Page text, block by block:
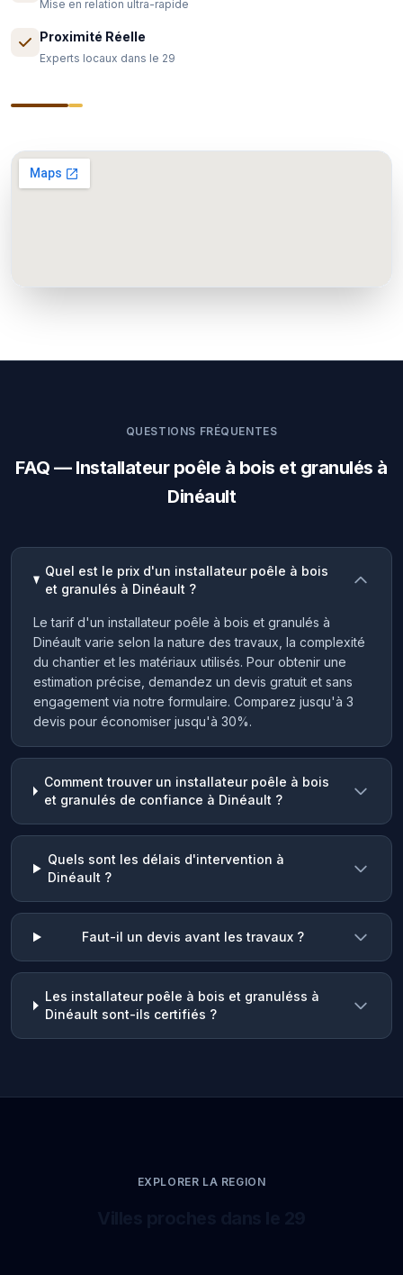
Mise en relation ultra-rapide
Proximité Réelle
Experts locaux dans le 29
QUESTIONS FRÉQUENTES
FAQ — Installateur poêle à bois et granulés à
Dinéault
Quel est le prix d'un installateur poêle à bois
et granulés à Dinéault ?
Le tarif d'un installateur poêle à bois et granulés à
Dinéault varie selon la nature des travaux, la complexité
du chantier et les matériaux utilisés. Pour obtenir une
estimation précise, demandez un devis gratuit et sans
engagement via notre formulaire. Comparez jusqu'à 3
devis pour économiser jusqu'à 30%.
Comment trouver un installateur poêle à bois
et granulés de confiance à Dinéault ?
Quels sont les délais d'intervention à
Dinéault ?
Faut-il un devis avant les travaux ?
Les installateur poêle à bois et granuléss à
Dinéault sont-ils certifiés ?
EXPLORER LA REGION